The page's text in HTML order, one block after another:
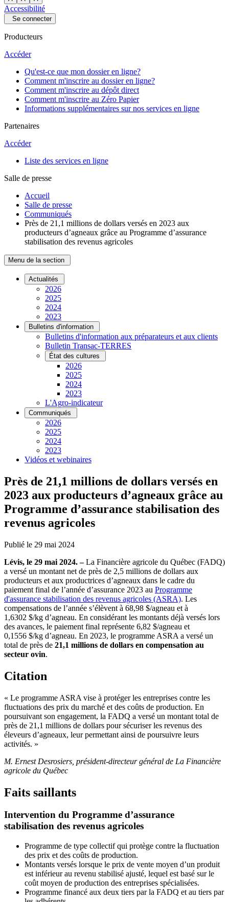
Accessibilité
Se connecter
Producteurs
Accéder
Qu'est-ce que mon dossier en ligne?
Comment m'inscrire au dossier en ligne?
Comment m'inscrire au dépôt direct
Comment m'inscrire au Zéro Papier
Informations supplémentaires sur nos services en ligne
Partenaires
Accéder
Liste des services en ligne
Salle de presse
Accueil
Salle de presse
Communiqués
Près de 21,1 millions de dollars versés en 2023 aux
producteurs d’agneaux grâce au Programme d’assurance
stabilisation des revenus agricoles
Menu de la section
Actualités
2026
2025
2024
2023
Bulletins d'information
Bulletins d'information aux préparateurs et aux clients
Bulletin Transac-TERRES
État des cultures
2026
2025
2024
2023
L'Agro-indicateur
Communiqués
2026
2025
2024
2023
Vidéos et webinaires
Près de 21,1 millions de dollars versés en
2023 aux producteurs d’agneaux grâce au
Programme d’assurance stabilisation des
revenus agricoles
Publié le 29 mai 2024
Lévis, le 29 mai 2024. –La Financière agricole du Québec (FADQ)
a versé un montant net de près de 2,5 millions de dollars aux
producteurs et aux productrices d’agneaux dans le cadre du
paiement final de l’année d’assurance 2023 au Programme
d'assurance stabilisation des revenus agricoles (ASRA). Les
compensations de l’année s’élèvent à 68,98 $/agneau et à
1,6302 $/kg d’agneau. En considérant les montants déjà versés lors
des avances, le paiement final représente 6,82 $/agneau et
0,1556 $/kg d’agneau. En 2023, le programme ASRA a versé un
total de près de 21,1 millions de dollars en compensation au
secteur ovin.
Citation
« Le programme ASRA vise à protéger les entreprises contre les
fluctuations des prix du marché et des coûts de production. En
poursuivant son engagement, la FADQ a versé un montant total de
près de 21,1 millions de dollars pour sécuriser les revenus des
éleveurs d’agneaux, leur permettant ainsi de poursuivre leurs
activités. »
M. Ernest Desrosiers, président-directeur général de La Financière
agricole du Québec
Faits saillants
Intervention du Programme d’assurance
stabilisation des revenus agricoles
Programme de type collectif qui protège contre la fluctuation
des prix et des coûts de production.
Montants versés lorsque le prix de vente moyen d’un produit
est inférieur au revenu stabilisé ajusté, lequel est basé sur le
coût moyen de production des entreprises spécialisées.
Programme financé aux deux tiers par la FADQ et au tiers par